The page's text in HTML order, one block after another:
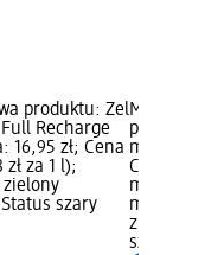
produktu: Żel
Recharge
16,95 zł; Cena
za 1 l);
zielony
szary
Marka:
produktu:
mężczyzn
Cena:
ml (5,98 zł
marki dm;
zielony
szary